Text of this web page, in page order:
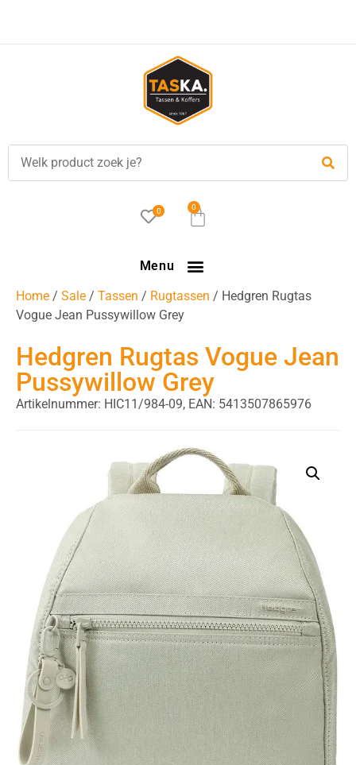
besteld, is vandaag verzonden!
0 0
Menu
Home / Sale / Tassen / Rugtassen / Hedgren Rugtas
Vogue Jean Pussywillow Grey
Hedgren Rugtas Vogue Jean
Pussywillow Grey
Artikelnummer: HIC11/984-09, EAN: 5413507865976